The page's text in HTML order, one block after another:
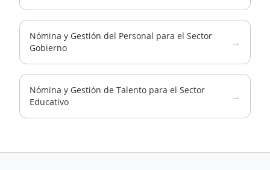
Nómina y Gestión del Personal para el Sector
Gobierno
→
Nómina y Gestión de Talento para el Sector
Educativo
→